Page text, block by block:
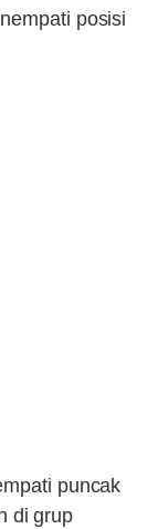
posisi
puncak
di grup